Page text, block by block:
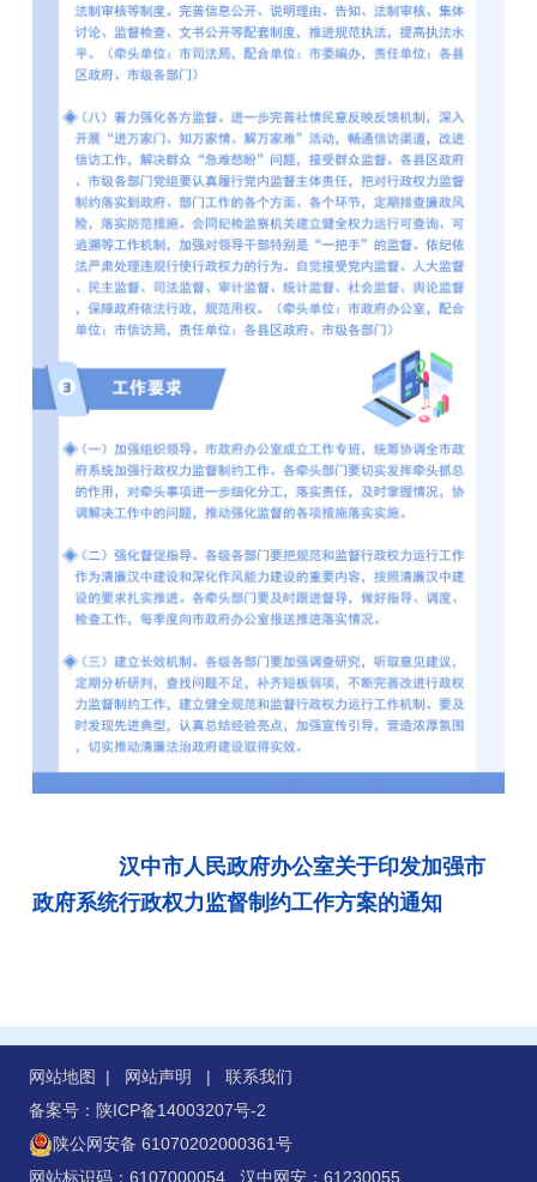
汉中市人民政府办公室关于印发加强市
政府系统行政权力监督制约工作方案的通知
网站地图 | 网站声明 | 联系我们
备案号：陕ICP备14003207号-2
陕公网安备 61070202000361号
网站标识码：6107000054 汉中网安：61230055